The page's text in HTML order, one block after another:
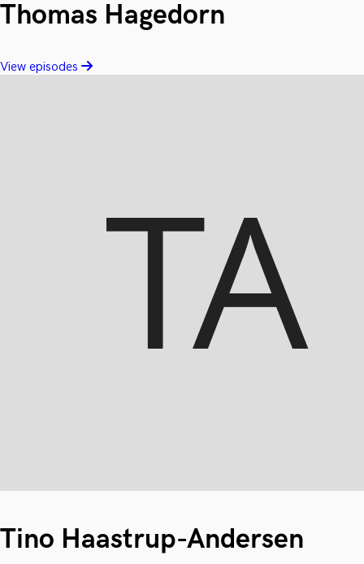
Thomas Hagedorn
View episodes
Tino Haastrup-Andersen